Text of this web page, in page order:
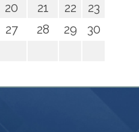
20 21 22
23
27 28 29
30